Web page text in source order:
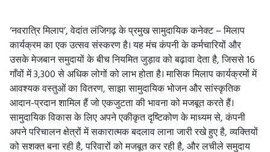
‘नवरात्रि मिलाप’, वेदांत लंजिगढ़ के प्रमुख सामुदायिक कनेक्ट – मिलाप
कार्यक्रम का एक उत्सव संस्करण है। यह मंच कंपनी के कर्मचारियों और
उसके मेजबान समुदायों के बीच नियमित जुड़ाव को बढ़ावा देता है, जिससे 16
गाँवों में 3,300 से अधिक लोगों को लाभ होता है। मासिक मिलाप कार्यक्रमों में
आवश्यक वस्तुओं का वितरण, साझा सामुदायिक भोजन और सांस्कृतिक
आदान-प्रदान शामिल हैं जो एकजुटता की भावना को मजबूत करते हैं।
सामुदायिक विकास के लिए अपने एकीकृत दृष्टिकोण के माध्यम से, कंपनी
अपने परिचालन क्षेत्रों में सकारात्मक बदलाव लाना जारी रखे हुए है, व्यक्तियों
को सशक्त बना रही है, परिवारों को मजबूत कर रही है, और लचीले समुदाय